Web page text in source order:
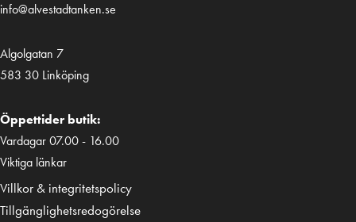
info@alvestadtanken.se
Algolgatan 7
583 30 Linköping
Öppettider butik:
Vardagar 07.00 - 16.00
Viktiga länkar
Villkor & integritetspolicy
Tillgänglighetsredogörelse